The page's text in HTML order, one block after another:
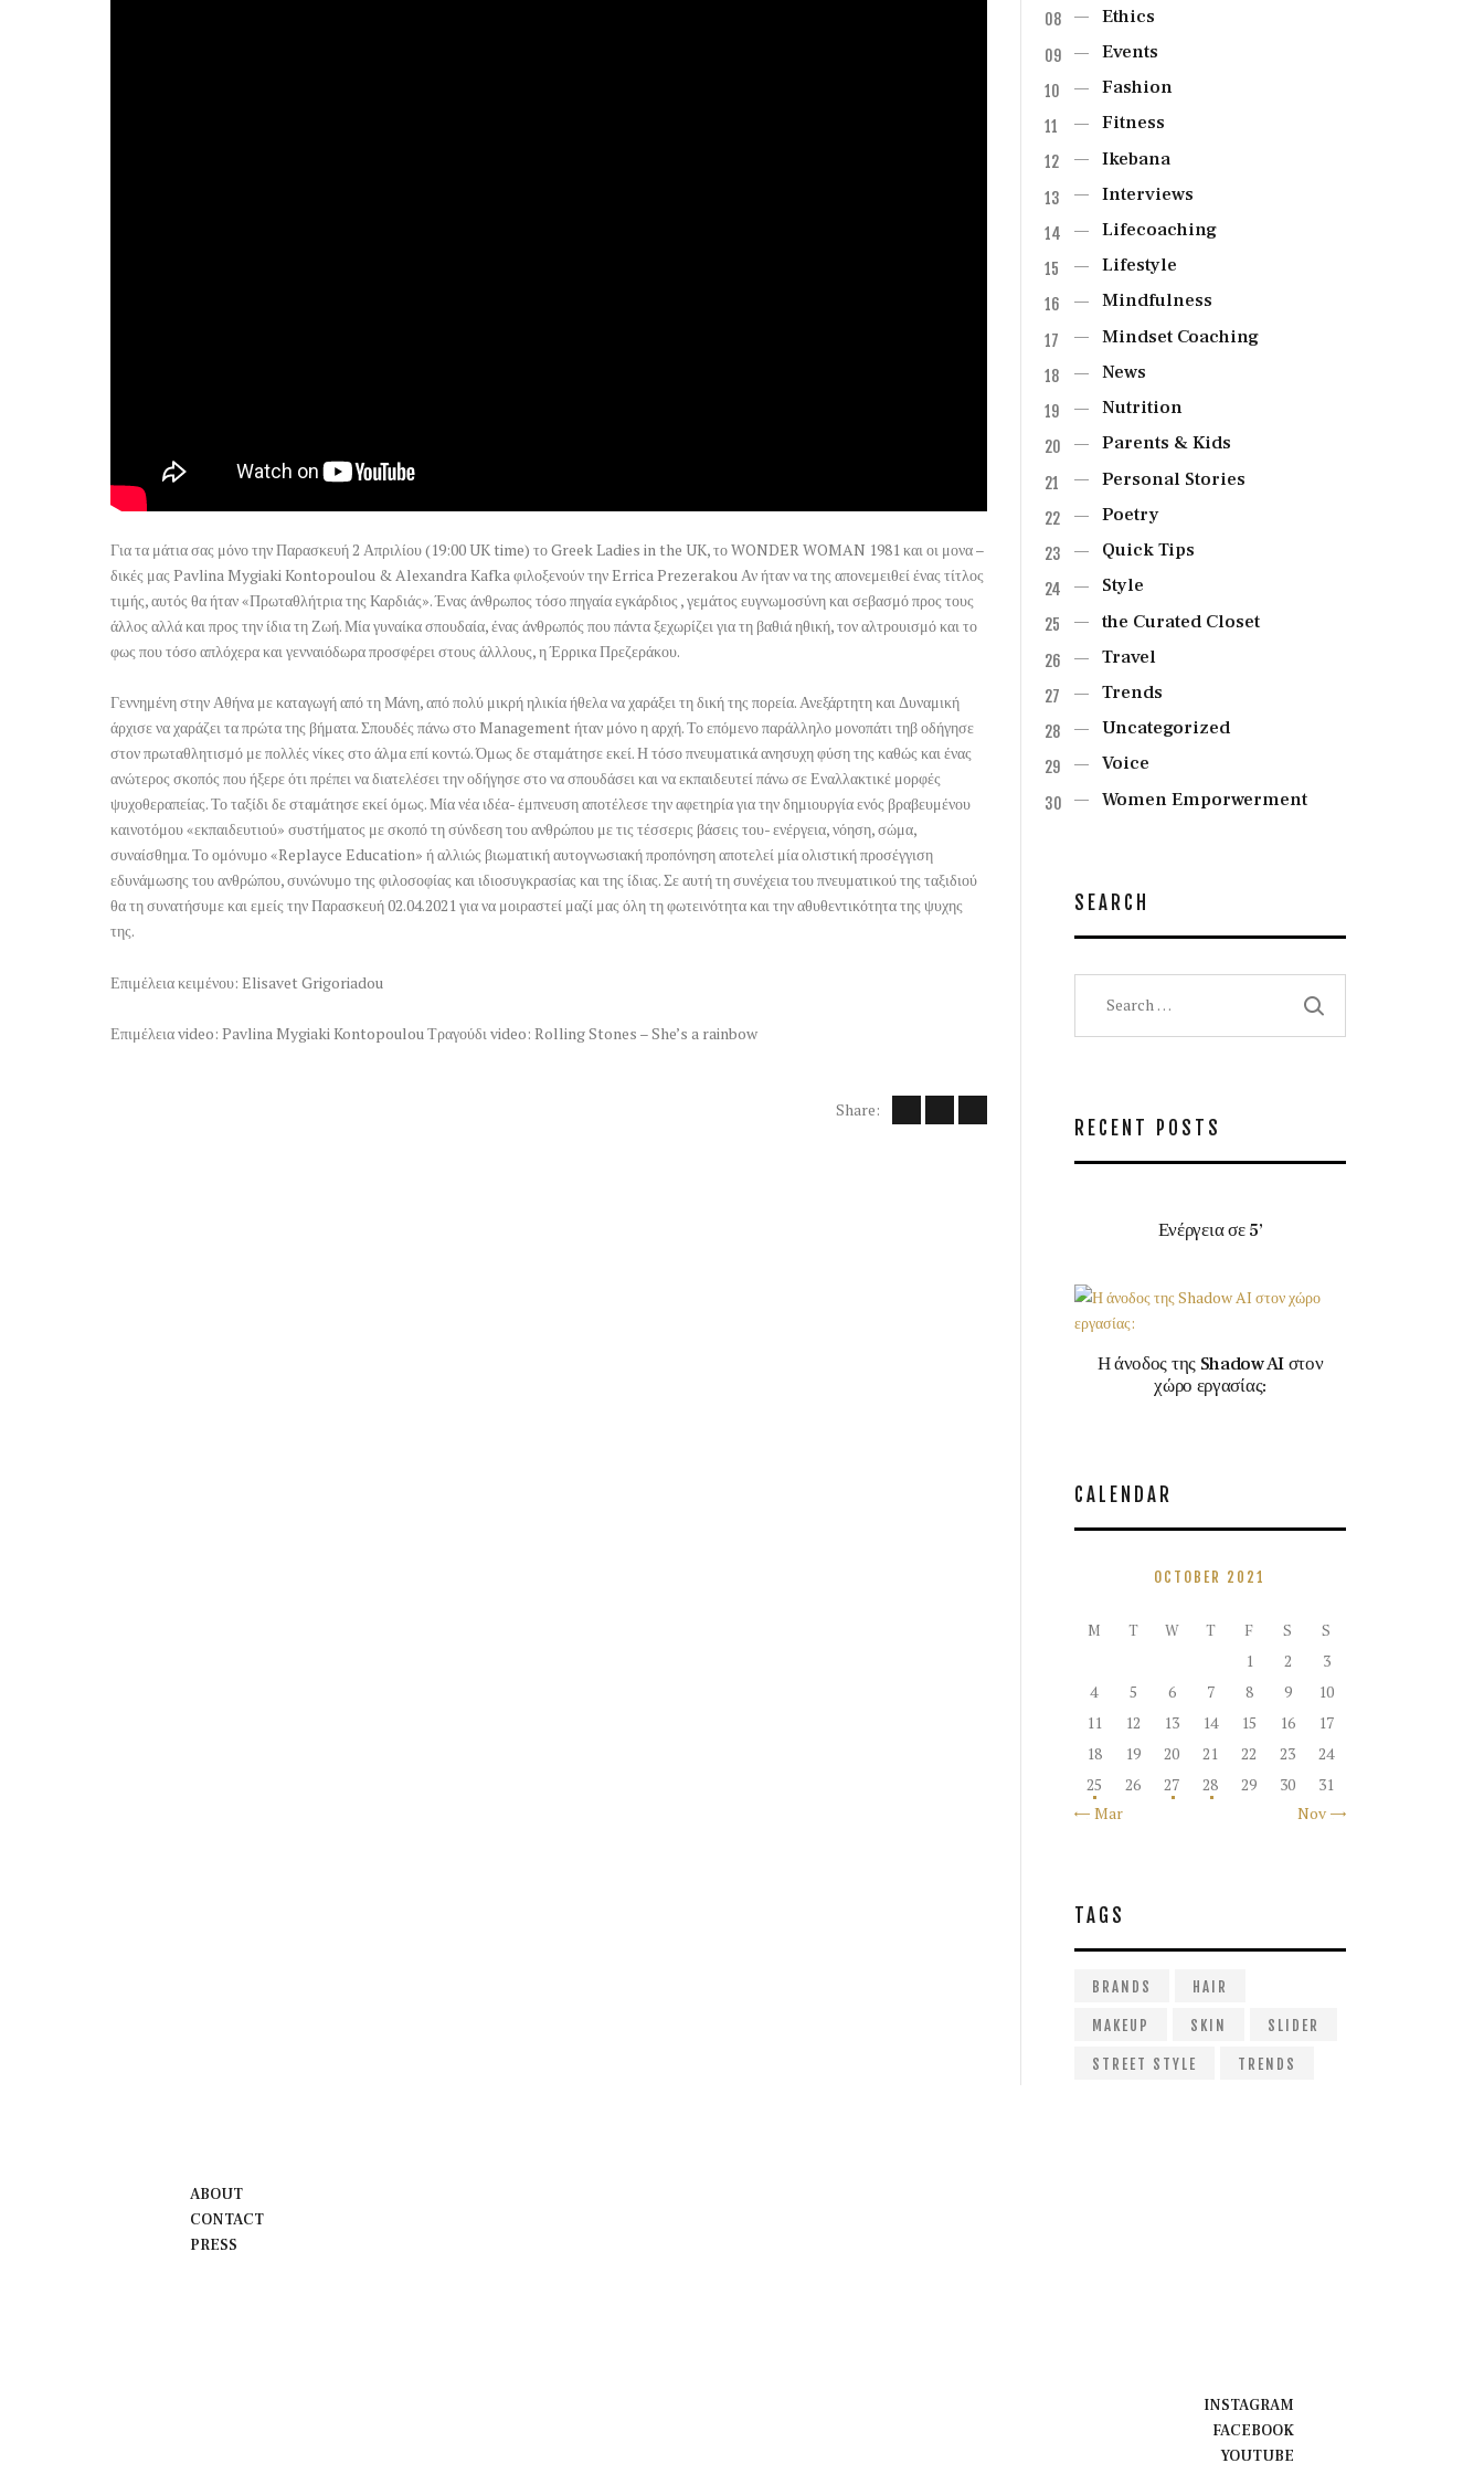
Για τα μάτια σας μόνο την Παρασκευή 2 Απριλίου (19:00UK time) το Greek Ladies in the UK, το WONDER WOMAN 1981 και οι μονα –
δικές μας Pavlina Mygiaki Kontopoulou & Alexandra Kafka φιλοξενούν την Errica Prezerakou Αν ήταν να της απονεμειθεί ένας τίτλος
τιμής, αυτός θα ήταν «Πρωταθλήτρια της Καρδιάς». Ένας άνθρωπος τόσο πηγαία εγκάρδιος , γεμάτος ευγνωμοσύνη και σεβασμό προς τους
άλλος αλλά και προς την ίδια τη Ζωή. Μία γυναίκα σπουδαία, ένας άνθρωπός που πάντα ξεχωρίζει για τη βαθιά ηθική, τον αλτρουισμό και το
φως που τόσο απλόχερα και γενναιόδωρα προσφέρει στους άλλλους, η Έρρικα Πρεζεράκου.
Γεννημένη στην Αθήνα με καταγωγή από τη Μάνη, από πολύ μικρή ηλικία ήθελα να χαράξει τη δική της πορεία. Ανεξάρτητη και Δυναμική
άρχισε να χαράζει τα πρώτα της βήματα. Σπουδές πάνω στο Management ήταν μόνο η αρχή. Το επόμενο παράλληλο μονοπάτι τηβ οδήγησε
στον πρωταθλητισμό με πολλές νίκες στο άλμα επί κοντώ. Όμως δε σταμάτησε εκεί. Η τόσο πνευματικά ανησυχη φύση της καθώς και ένας
ανώτερος σκοπός που ήξερε ότι πρέπει να διατελέσει την οδήγησε στο να σπουδάσει και να εκπαιδευτεί πάνω σε Εναλλακτικέ μορφές
ψυχοθεραπείας. Το ταξίδι δε σταμάτησε εκεί όμως. Μία νέα ιδέα- έμπνευση αποτέλεσε την αφετηρία για την δημιουργία ενός βραβευμένου
καινοτόμου «εκπαιδευτιού» συστήματος με σκοπό τη σύνδεση του ανθρώπου με τις τέσσερις βάσεις του- ενέργεια, νόηση, σώμα,
συναίσθημα. Το ομόνυμο «Replayce Education» ή αλλιώς βιωματική αυτογνωσιακή προπόνηση αποτελεί μία ολιστική προσέγγιση
εδυνάμωσης του ανθρώπου, συνώνυμο της φιλοσοφίας και ιδιοσυγκρασίας και της ίδιας. Σε αυτή τη συνέχεια του πνευματικού της ταξιδιού
θα τη συνατήσυμε και εμείς την Παρασκευή 02.04.2021 για να μοιραστεί μαζί μας όλη τη φωτεινότητα και την αθυθεντικότητα της ψυχης
της.
Επιμέλεια κειμένου: Elisavet Grigoriadou
Επιμέλεια video: Pavlina Mygiaki Kontopoulou Τραγούδι video: Rolling Stones – She’s a rainbow
Share:
Ethics
Events
Fashion
Fitness
Ikebana
Interviews
Lifecoaching
Lifestyle
Mindfulness
Mindset Coaching
News
Nutrition
Parents & Kids
Personal Stories
Poetry
Quick Tips
Style
the Curated Closet
Travel
Trends
Uncategorized
Voice
Women Emporwerment
SEARCH
RECENT POSTS
Ενέργεια σε 5’
Η άνοδος της Shadow AI στον
χώρο εργασίας:
CALENDAR
OCTOBER 2021
M T W T F S S
1 2
3
4
5 6 7 8 9
10
11
12 13 14 15 16
17
18
19 20 21 22 23
24
25
26 27 28 29 30
31
« Mar
Nov »
TAGS
BRANDS HAIR
MAKEUP SKIN SLIDER
STREET STYLE TRENDS
ABOUT
CONTACT
PRESS
INSTAGRAM
FACEBOOK
YOUTUBE